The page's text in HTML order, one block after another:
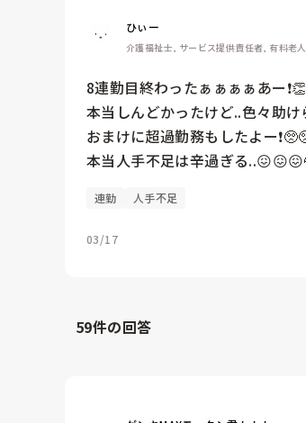
ひぃー
介護福祉士, サービス提供責任者, 有料老
8連勤目終わったぁぁぁぁあー
本当しんどかったけど..色々助
おまけに超過勤務もしたよー
本当人手不足は辛過ぎる
連勤 人手不足
03/17
59件の回答